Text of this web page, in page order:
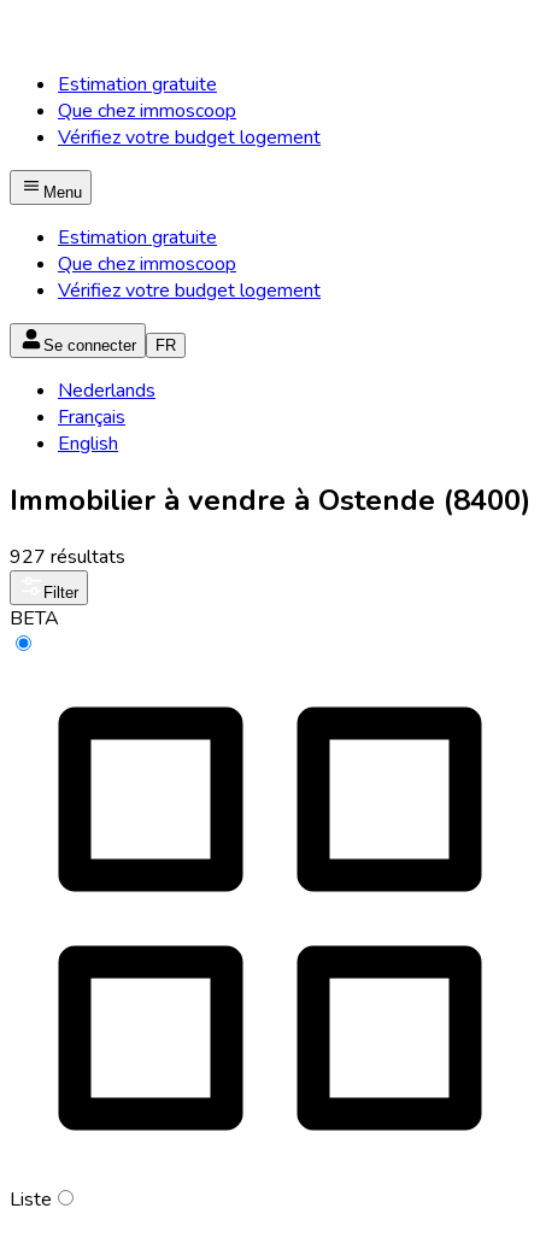
Estimation gratuite
Que chez immoscoop
Vérifiez votre budget logement
Menu
Estimation gratuite
Que chez immoscoop
Vérifiez votre budget logement
Se connecter FR
Nederlands
Français
English
Immobilier à vendre à Ostende (8400)
927 résultats
Filter
BETA
Liste